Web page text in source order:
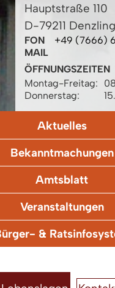
Hauptstraße 110
D-79211
FON
+49 (7666)
MAIL
ÖFFNUNGSZEITEN
Montag-Freitag:
Donnerstag:
Aktuelles
Bekanntmachungen
Amtsblatt
Veranstaltungen
&